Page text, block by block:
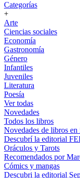
Categorías
+
Arte
Ciencias sociales
Economía
Gastronomía
Género
Infantiles
Juveniles
Literatura
Poesía
Ver todas
Novedades
Todos los libros
Novedades de libros en
Descubrí la editorial
Oráculos y Tarots
Recomendados por
Cómics y mangas
Descubri la editorial